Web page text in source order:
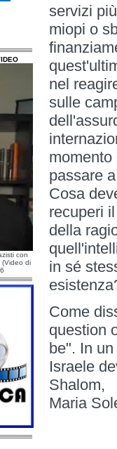
con
(Video di
servizi
miopi o
nel
sulle
passare
Cosa
recuperi
della
in sé
Come
question
be". In
Israele
Shalom,
Maria